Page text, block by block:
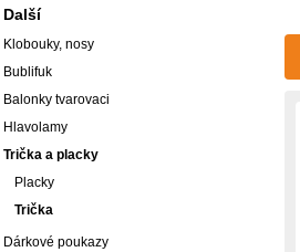
Další
Klobouky, nosy
Bublifuk
Balonky tvarovaci
Hlavolamy
Trička a placky
Placky
Trička
Dárkové poukazy